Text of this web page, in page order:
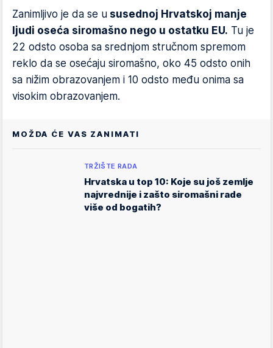
Zanimljivo je da se u susednoj Hrvatskoj manje
ljudi oseća siromašno nego u ostatku EU. Tu je
22 odsto osoba sa srednjom stručnom spremom
reklo da se osećaju siromašno, oko 45 odsto onih
sa nižim obrazovanjem i 10 odsto među onima sa
visokim obrazovanjem.
MOŽDA ĆE VAS ZANIMATI
TRŽIŠTE RADA
Hrvatska u top 10: Koje su još zemlje
najvrednije i zašto siromašni rade
više od bogatih?